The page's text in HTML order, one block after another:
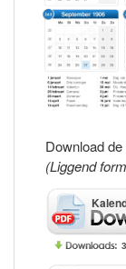
Download
(Liggend